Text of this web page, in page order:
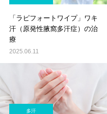
「ラピフォートワイプ」ワキ
汗（原発性腋窩多汗症）の治
療
2025.06.11
多汗